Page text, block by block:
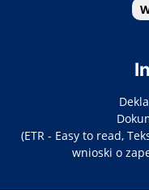
(ETR - Easy to read,
wnioski o